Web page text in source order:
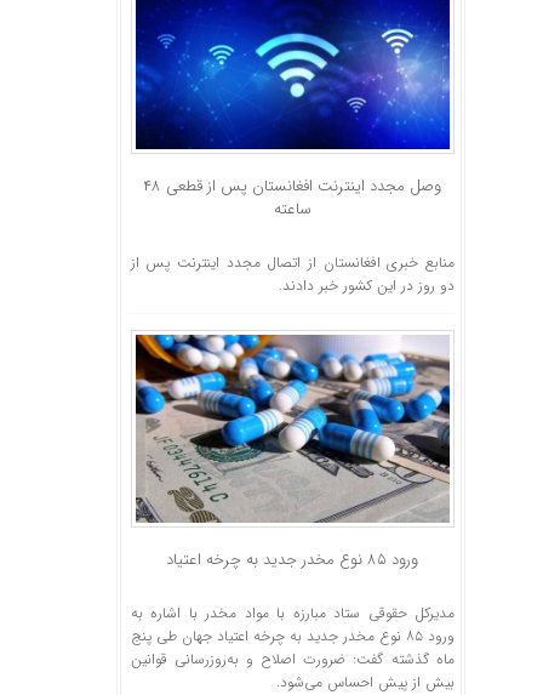
وصل مجدد اینترنت افغانستان پس از قطعی ۴۸
ساعته
منابع خبری افغانستان از اتصال مجدد اینترنت پس از
دو روز در این کشور خبر دادند.
ورود ۸۵ نوع مخدر جدید به چرخه اعتیاد
مدیرکل حقوقی ستاد مبارزه با مواد مخدر با اشاره به
ورود ۸۵ نوع مخدر جدید به چرخه اعتیاد جهان طی پنج
ماه گذشته گفت: ضرورت اصلاح و به‌روزرسانی قوانین
بیش از پیش احساس می‌شود.